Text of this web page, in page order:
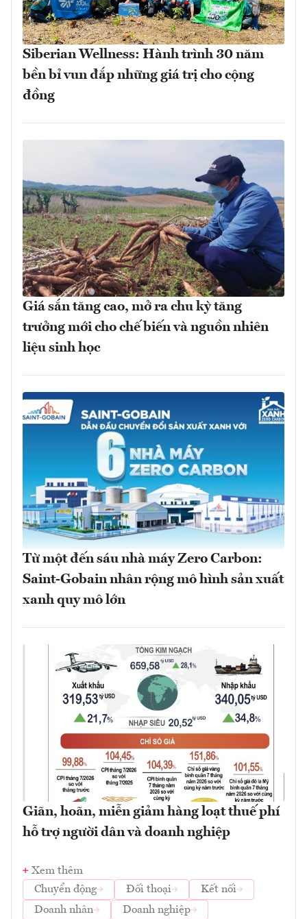
Siberian Wellness: Hành trình 30 năm
bền bỉ vun đắp những giá trị cho cộng
đồng
Giá sắn tăng cao, mở ra chu kỳ tăng
trưởng mới cho chế biến và nguồn nhiên
liệu sinh học
Từ một đến sáu nhà máy Zero Carbon:
Saint-Gobain nhân rộng mô hình sản xuất
xanh quy mô lớn
Giãn, hoãn, miễn giảm hàng loạt thuế phí
hỗ trợ người dân và doanh nghiệp
Xem thêm
Chuyển động
Đối thoại
Kết nối
Doanh nhân
Doanh nghiệp